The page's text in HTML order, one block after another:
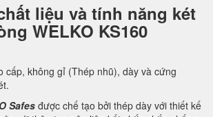
liệu và tính năng két
WELKO KS160
cấp, không gỉ (Thép nhũ), dày và cứng
Safes được chế tạo bởi thép dày với thiết kế